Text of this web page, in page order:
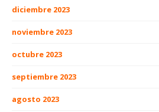
diciembre 2023
noviembre 2023
octubre 2023
septiembre 2023
agosto 2023